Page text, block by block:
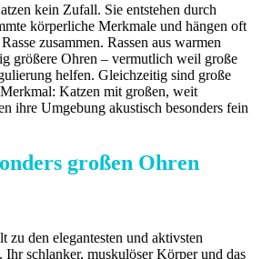
kein Zufall. Sie entstehen durch
körperliche Merkmale und hängen oft
zusammen. Rassen aus warmen
größere Ohren – vermutlich weil große
helfen. Gleichzeitig sind große
Katzen mit großen, weit
ihre Umgebung akustisch besonders fein
großen Ohren
zu den elegantesten und aktivsten
Ihr schlanker, muskulöser Körper und das